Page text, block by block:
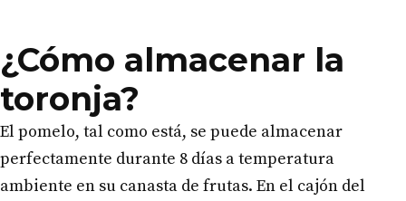
¿Cómo almacenar la
toronja?
El pomelo, tal como está, se puede almacenar
perfectamente durante 8 días a temperatura
ambiente en su canasta de frutas. En el cajón del